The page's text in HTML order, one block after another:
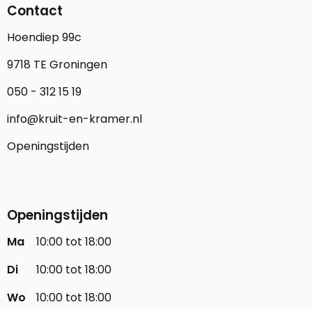
Contact
Hoendiep 99c
9718 TE Groningen
050 - 312 15 19
info@kruit-en-kramer.nl
Openingstijden
Openingstijden
Ma
10:00 tot 18:00
Di
10:00 tot 18:00
Wo
10:00 tot 18:00